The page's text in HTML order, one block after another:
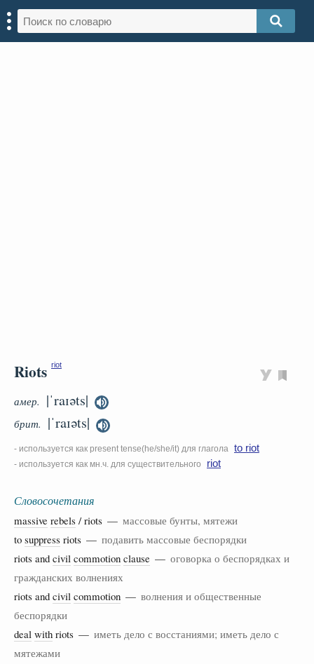
Riots riot
амер. |ˈraɪəts|
брит. |ˈraɪəts|
- используется как present tense(he/she/it) для глагола to riot
- используется как мн.ч. для существительного riot
Словосочетания
massive rebels / riots — массовые бунты, мятежи
to suppress riots — подавить массовые беспорядки
riots and civil commotion clause — оговорка о беспорядках и
гражданских волнениях
riots and civil commotion — волнения и общественные
беспорядки
deal with riots — иметь дело с восстаниями; иметь дело с
мятежами